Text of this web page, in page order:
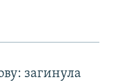
загинула